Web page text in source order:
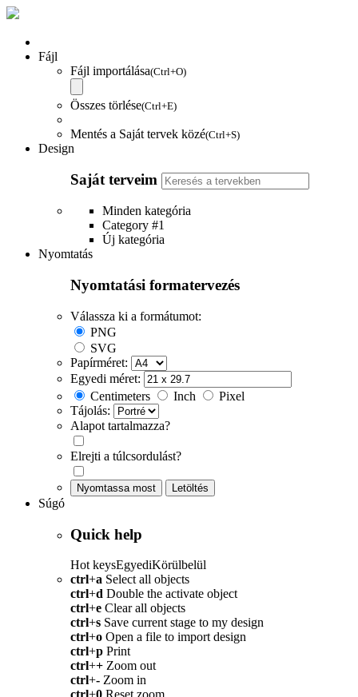
Fájl
Fájl importálása(Ctrl+O)
Összes törlése(Ctrl+E)
Mentés a Saját tervek közé(Ctrl+S)
Design
Saját terveim
Minden kategória
Category #1
Új kategória
Nyomtatás
Nyomtatási formatervezés
Válassza ki a formátumot:
PNG
SVG
Papírméret:
Egyedi méret:
Centimeters
Inch
Pixel
Tájolás:
Alapot tartalmazza?
Elrejti a túlcsordulást?
Nyomtassa most Letöltés
Súgó
Quick help
Hot keysEgyediKörülbelül
ctrl+a Select all objects
ctrl+d Double the activate object
ctrl+e Clear all objects
ctrl+s Save current stage to my design
ctrl+o Open a file to import design
ctrl+p Print
ctrl++ Zoom out
ctrl+- Zoom in